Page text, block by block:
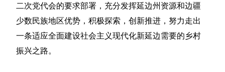
二次党代会的要求部署，充分发挥延边州资源和边疆
少数民族地区优势，积极探索，创新推进，努力走出
一条适应全面建设社会主义现代化新延边需要的乡村
振兴之路。